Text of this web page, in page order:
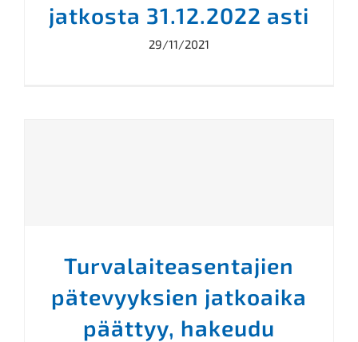
jatkosta 31.12.2022 asti
29/11/2021
Turvalaiteasentajien
pätevyyksien jatkoaika
päättyy, hakeudu